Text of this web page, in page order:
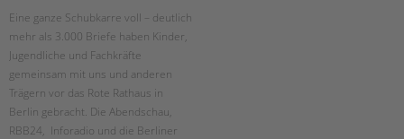
Eine ganze Schubkarre voll – deutlich
mehr als 3.000 Briefe haben Kinder,
Jugendliche und Fachkräfte
gemeinsam mit uns und anderen
Trägern vor das Rote Rathaus in
Berlin gebracht. Die Abendschau,
RBB24, Inforadio und die Berliner